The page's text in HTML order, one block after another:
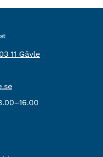
11 Gävle